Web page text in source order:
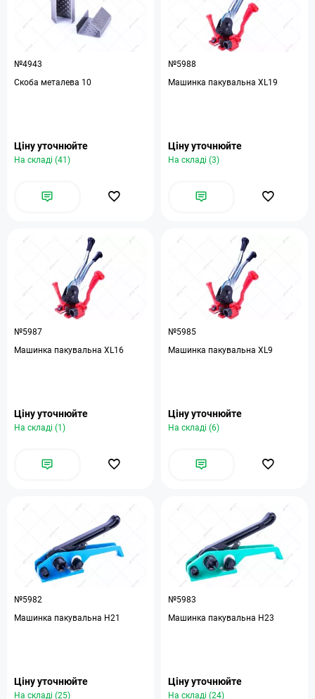
№4943
Скоба металева 10
Ціну уточнюйте
На складі (41)
№5988
Машинка пакувальна XL19
Ціну уточнюйте
На складі (3)
№5987
Машинка пакувальна XL16
Ціну уточнюйте
На складі (1)
№5985
Машинка пакувальна XL9
Ціну уточнюйте
На складі (6)
№5982
Машинка пакувальна Н21
Ціну уточнюйте
На складі (25)
№5983
Машинка пакувальна Н23
Ціну уточнюйте
На складі (24)